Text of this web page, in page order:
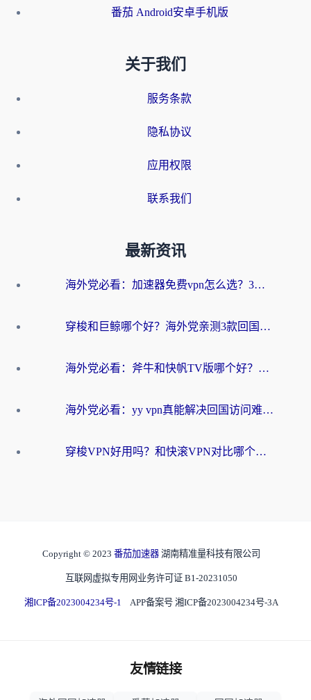
番茄 Android安卓手机版
关于我们
服务条款
隐私协议
应用权限
联系我们
最新资讯
海外党必看：加速器免费vpn怎么选？3步教你无缝访问国内资源
穿梭和巨鲸哪个好？海外党亲测3款回国加速器，教你避开90%的坑
海外党必看：斧牛和快帆TV版哪个好？3分钟选对回国加速器，无缝刷B站、追热剧
海外党必看：yy vpn真能解决回国访问难题？附云极initap测评+免费方案对比
穿梭VPN好用吗？和快滚VPN对比哪个回国效果更好？海外党选回国加速器必看指南
Copyright © 2023 番茄加速器 湖南精准量科技有限公司
互联网虚拟专用网业务许可证 B1-20231050
湘ICP备2023004234号-1 APP备案号 湘ICP备2023004234号-3A
友情链接